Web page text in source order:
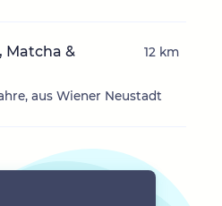
Matcha &
aus Wiener Neustadt
12 km